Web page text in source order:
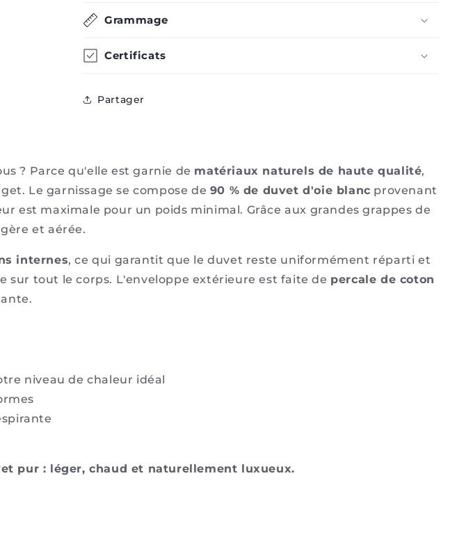
Grammage
Certificats
Partager
? Parce qu'elle est garnie de matériaux naturels de haute qualité,
Le garnissage se compose de 90 % de duvet d'oie blanc provenant
est maximale pour un poids minimal. Grâce aux grandes grappes de
et aérée.
internes, ce qui garantit que le duvet reste uniformément réparti et
sur tout le corps. L'enveloppe extérieure est faite de percale de coton
niveau de chaleur idéal
pur : léger, chaud et naturellement luxueux.